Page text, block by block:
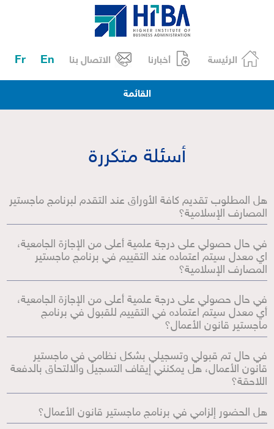
الرئيسة أخبارنا الاتصال بنا En
Fr
القائمة
أسئلة متكررة
هل المطلوب تقديم كافة الأوراق عند التقدم لبرنامج ماجستير
المصارف الإسلامية؟
في حال حصولي على درجة علمية أعلى من الإجازة الجامعية،
اي معدل سيتم اعتماده عند التقييم في برنامج ماجستير
المصارف الإسلامية؟
في حال حصولي على درجة علمية أعلى من الإجازة الجامعية،
أي معدل سيتم اعتماده في التقييم للقبول في برنامج
ماجستير قانون الأعمال؟
في حال تم قبولي وتسجيلي بشكل نظامي في ماجستير
قانون الأعمال، هل يمكنني إيقاف التسجيل والالتحاق بالدفعة
اللاحقة؟
هل الحضور إلزامي في برنامج ماجستير قانون الأعمال؟